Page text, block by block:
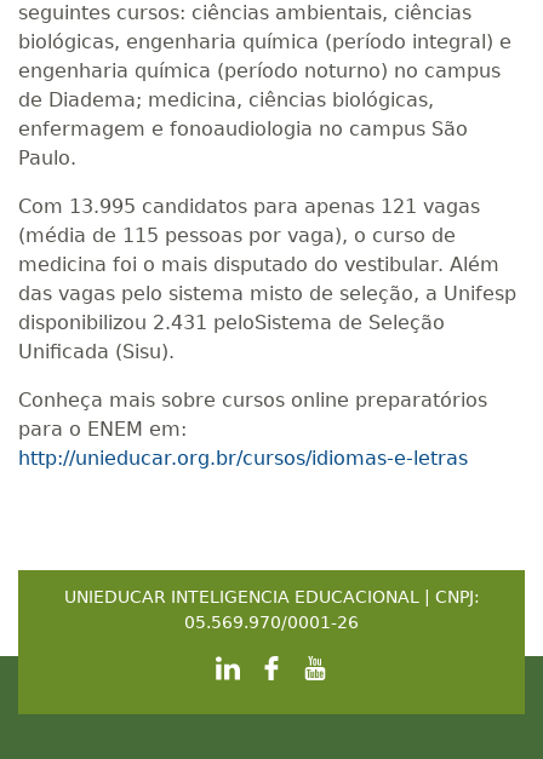
seguintes cursos: ciências ambientais, ciências
biológicas, engenharia química (período integral) e
engenharia química (período noturno) no campus
de Diadema; medicina, ciências biológicas,
enfermagem e fonoaudiologia no campus São
Paulo.
Com 13.995 candidatos para apenas 121 vagas
(média de 115 pessoas por vaga), o curso de
medicina foi o mais disputado do vestibular. Além
das vagas pelo sistema misto de seleção, a Unifesp
disponibilizou 2.431 peloSistema de Seleção
Unificada (Sisu).
Conheça mais sobre cursos online preparatórios
para o ENEM em:
http://unieducar.org.br/cursos/idiomas-e-letras
UNIEDUCAR INTELIGENCIA EDUCACIONAL | CNPJ:
05.569.970/0001-26